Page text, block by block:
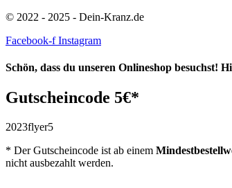
© 2022 - 2025 - Dein-Kranz.de
Facebook-f Instagram
Schön, dass du unseren Onlineshop besuchst!
Gutscheincode 5€*
2023flyer5
* Der Gutscheincode ist ab einem
nicht ausbezahlt werden.